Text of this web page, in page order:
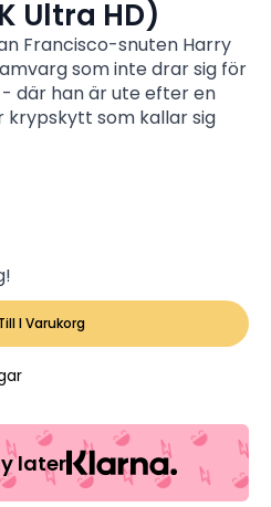
Ultra HD)
Francisco-snuten Harry
som inte drar sig för
där han är ute efter en
som kallar sig
I Varukorg
later